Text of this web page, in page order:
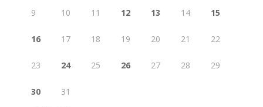
9 10 11 12 13 14 15
16 17 18 19 20 21 22
23 24 25 26 27 28 29
30
31